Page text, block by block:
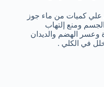
علي كميات من ماء جوز
ومنع إلتهاب
وعسر الهضم والديدان
خلل في الكلي .